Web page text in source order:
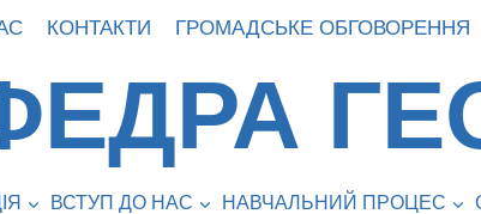
КОНТАКТИ ГРОМАДСЬКЕ ОБГОВОРЕННЯ
ВСТУП ДО НАС НАВЧАЛЬНИЙ ПРОЦЕС